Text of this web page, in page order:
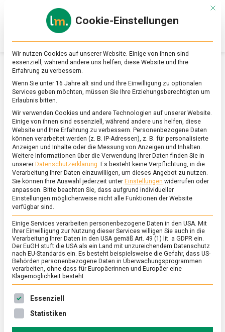
Online-
Magazin
zu
&
Ernährung
SCHLAGWORT:OHRENQUALLEN
ERNÄHRUNG & GESUNDHEIT /FEATURED
Glibber mit Potenzial: Qualle als Frutti di
Mare
4. Februar 2022
Qualle
Quallen bieten eine interessante Proteinquelle, derer
sich die Wissenschaft seit geraumer Zeit
Mit
Cookie-Einstellungen
Wir nutzen Cookies auf unserer Website. Einige von ihnen sind
essenziell, während andere uns helfen, diese Website und Ihre
Erfahrung zu verbessern.
Wenn Sie unter 16 Jahre alt sind und Ihre Einwilligung zu optionalen
Services geben möchten, müssen Sie Ihre Erziehungsberechtigten um
Erlaubnis bitten.
Wir verwenden Cookies und andere Technologien auf unserer Website.
Einige von ihnen sind essenziell, während andere uns helfen, diese
Website und Ihre Erfahrung zu verbessern. Personenbezogene Daten
können verarbeitet werden (z. B. IP-Adressen), z. B. für personalisierte
Anzeigen und Inhalte oder die Messung von Anzeigen und Inhalten.
Weitere Informationen über die Verwendung Ihrer Daten finden Sie in
unserer Datenschutzerklärung. Es besteht keine Verpflichtung, in die
Verarbeitung Ihrer Daten einzuwilligen, um dieses Angebot zu nutzen.
Sie können Ihre Auswahl jederzeit unter Einstellungen widerrufen oder
anpassen. Bitte beachten Sie, dass aufgrund individueller
Einstellungen möglicherweise nicht alle Funktionen der Website
verfügbar sind.
Einige Services verarbeiten personenbezogene Daten in den USA. Mit
Ihrer Einwilligung zur Nutzung dieser Services willigen Sie auch in die
Verarbeitung Ihrer Daten in den USA gemäß Art. 49 (1) lit. a GDPR ein.
Der EuGH stuft die USA als ein Land mit unzureichendem Datenschutz
nach EU-Standards ein. Es besteht beispielsweise die Gefahr, dass US-
Behörden personenbezogene Daten in Überwachungsprogrammen
verarbeiten, ohne dass für Europäerinnen und Europäer eine
Klagemöglichkeit besteht.
Es folgt eine Liste der Service-Gruppen, für die eine
Essenziell
Statistiken